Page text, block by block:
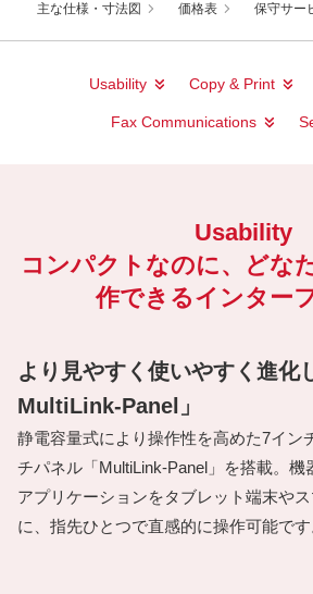
主な仕様・寸法図 価格表 保守サー
Usability Copy & Print
Fax Communications
Usability
コンパクトなのに、どな
作できるインター
より見やすく使いやすく進化
MultiLink-Panel」
静電容量式により操作性を高めた7イン
チパネル「MultiLink-Panel」を搭載。機
アプリケーションをタブレット端末や
に、指先ひとつで直感的に操作可能です